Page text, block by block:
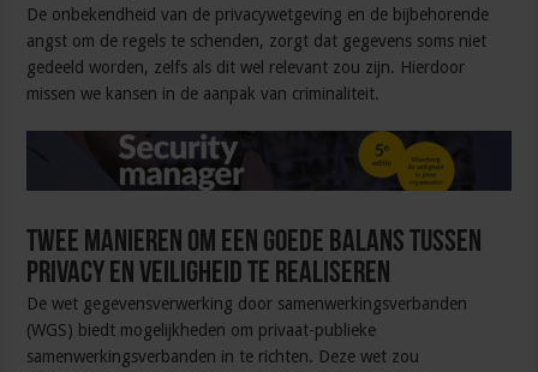
De onbekendheid van de privacywetgeving en de bijbehorende
angst om de regels te schenden, zorgt dat gegevens soms niet
gedeeld worden, zelfs als dit wel relevant zou zijn. Hierdoor
missen we kansen in de aanpak van criminaliteit.
Twee manieren om een goede balans tussen
privacy en veiligheid te realiseren
De wet gegevensverwerking door samenwerkingsverbanden
(WGS) biedt mogelijkheden om privaat-publieke
samenwerkingsverbanden in te richten. Deze wet zou